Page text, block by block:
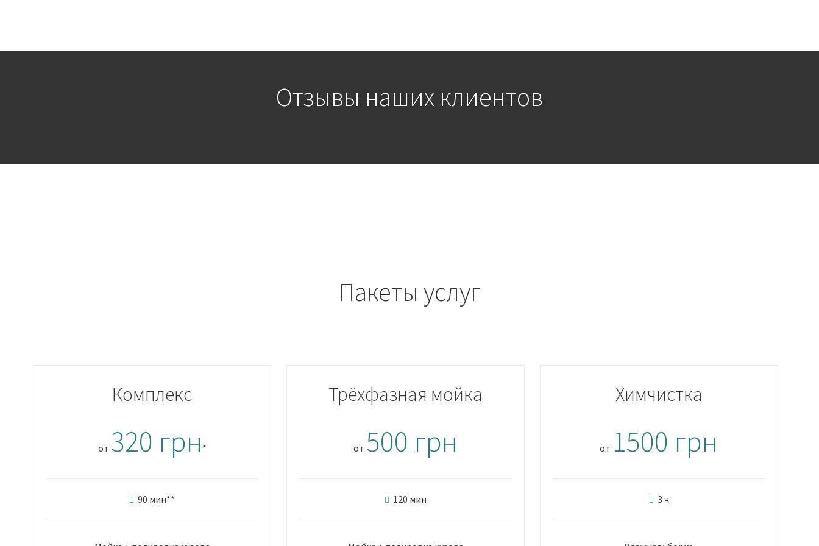
Отзывы наших клиентов
Пакеты услуг
Комплекс
от 320 грн *
90 мин**
Трёхфазная мойка
от 500 грн
120 мин
Химчистка
от 1500 грн
3 ч